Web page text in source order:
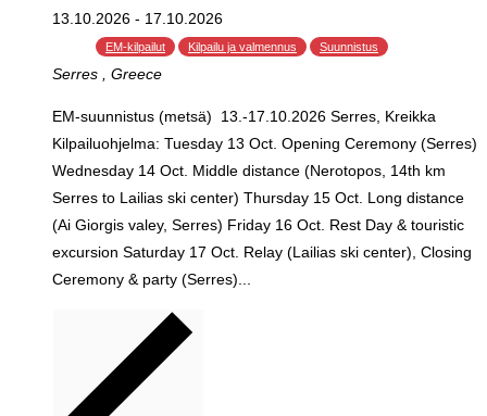
13.10.2026 - 17.10.2026
EM-kilpailut Kilpailu ja valmennus Suunnistus
Serres , Greece
EM-suunnistus (metsä) 13.-17.10.2026 Serres, Kreikka
Kilpailuohjelma: Tuesday 13 Oct. Opening Ceremony (Serres)
Wednesday 14 Oct. Middle distance (Nerotopos, 14th km
Serres to Lailias ski center) Thursday 15 Oct. Long distance
(Ai Giorgis valey, Serres) Friday 16 Oct. Rest Day & touristic
excursion Saturday 17 Oct. Relay (Lailias ski center), Closing
Ceremony & party (Serres)...